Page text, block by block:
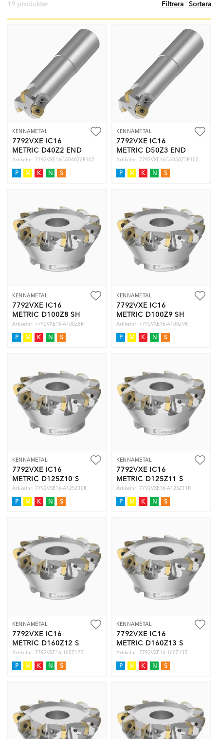
19 produkter Filtrera Sortera
KENNAMETAL
7792VXE IC16
METRIC D40Z2 END
Artikelnr: 7792VXE16CA040Z2R102
P M K N S
KENNAMETAL
7792VXE IC16
METRIC D50Z3 END
Artikelnr: 7792VXE16CA050Z3R102
P M K N S
KENNAMETAL
7792VXE IC16
METRIC D100Z8 SH
Artikelnr: 7792VXE16-A100Z8R
P M K N S
KENNAMETAL
7792VXE IC16
METRIC D100Z9 SH
Artikelnr: 7792VXE16-A100Z9R
P M K N S
KENNAMETAL
7792VXE IC16
METRIC D125Z10 S
Artikelnr: 7792VXE16-A125Z10R
P M K N S
KENNAMETAL
7792VXE IC16
METRIC D125Z11 S
Artikelnr: 7792VXE16-A125Z11R
P M K N S
KENNAMETAL
7792VXE IC16
METRIC D160Z12 S
Artikelnr: 7792VXE16-160Z12R
P M K N S
KENNAMETAL
7792VXE IC16
METRIC D160Z13 S
Artikelnr: 7792VXE16-160Z13R
P M K N S